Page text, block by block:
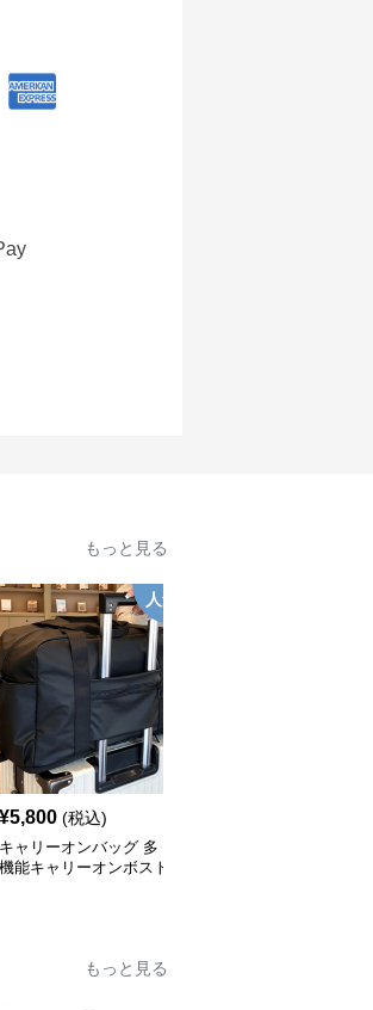
もっと見る
人気
¥5,800 (税込)
キャリーオンバッグ 多
機能キャリーオンボスト
もっと見る